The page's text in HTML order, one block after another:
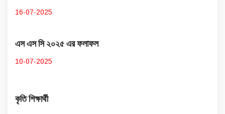
16-07-2025
এস এস সি ২০২৫ এর ফলাফল
10-07-2025
কৃতি শিক্ষার্থী